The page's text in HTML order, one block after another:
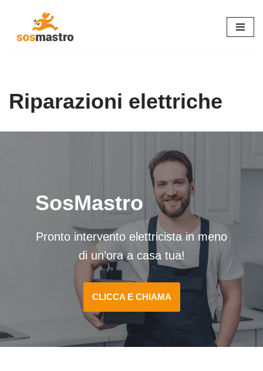
Riparazioni elettriche
SosMastro
Pronto intervento elettricista in meno
di un’ora a casa tua!
CLICCA E CHIAMA